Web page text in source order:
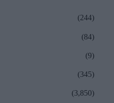
(244)
(84)
(9)
(345)
(3,850)